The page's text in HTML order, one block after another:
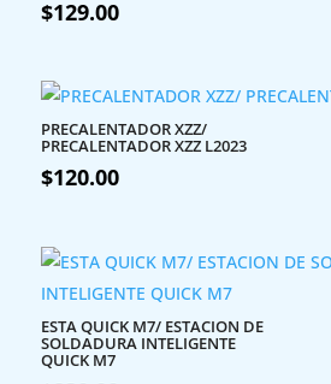
$129.00
PRECALENTADOR XZZ/
PRECALENTADOR XZZ L2023
$120.00
ESTA QUICK M7/ ESTACION DE
SOLDADURA INTELIGENTE
QUICK M7